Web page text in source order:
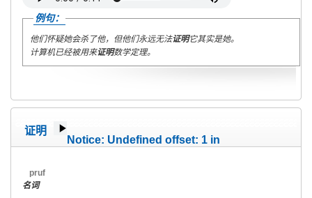
例句：
他们怀疑她会杀了他，但他们永远无法证明它其实是她。
计算机已经被用来证明数学定理。
证明
Notice: Undefined offset: 1 in
pruf
名词